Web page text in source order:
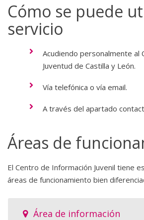
Cómo se puede
servicio
Acudiendo personalmente al
Juventud de Castilla y León.
Vía telefónica o vía email.
A través del apartado
Áreas de
El Centro de Información Juvenil tiene
áreas de funcionamiento bien
Área de información